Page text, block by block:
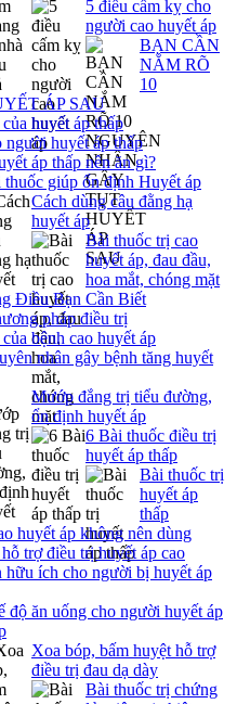
5 điều cấm kỵ cho
người cao huyết áp
BẠN CẦN
NẮM RÕ
10
ÁP SAU
huyết áp thấp
người huyết áp thấp
áp thấp nên ăn gì?
thuốc giúp ổn định Huyết áp
Cách dùng câu đằng hạ
huyết áp
Bài thuốc trị cao
huyết áp, đau đầu,
hoa mắt, chóng mặt
Điều Bạn Cần Biết
pháp điều trị
bệnh cao huyết áp
nhân gây bệnh tăng huyết
Mướp đắng trị tiểu đường,
ổn định huyết áp
6 Bài thuốc điều trị
huyết áp thấp
Bài thuốc trị
huyết áp
thấp
huyết áp không nên dùng
trợ điều trị huyết áp cao
hữu ích cho người bị huyết áp
độ ăn uống cho người huyết áp
Xoa bóp, bấm huyệt hỗ trợ
điều trị đau dạ dày
Bài thuốc trị chứng